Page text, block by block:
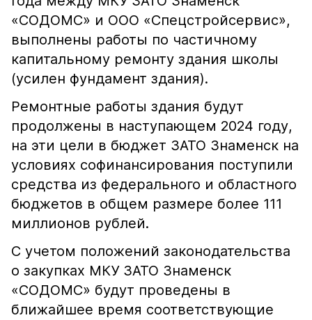
«СОДОМС» и ООО «Спецстройсервис»,
выполнены работы по частичному
капитальному ремонту здания школы
(усилен фундамент здания).
Ремонтные работы здания будут
продолжены в наступающем 2024 году,
на эти цели в бюджет ЗАТО Знаменск на
условиях софинансирования поступили
средства из федерального и областного
бюджетов в общем размере более 111
миллионов рублей.
С учетом положений законодательства
о закупках МКУ ЗАТО Знаменск
«СОДОМС» будут проведены в
ближайшее время соответствующие